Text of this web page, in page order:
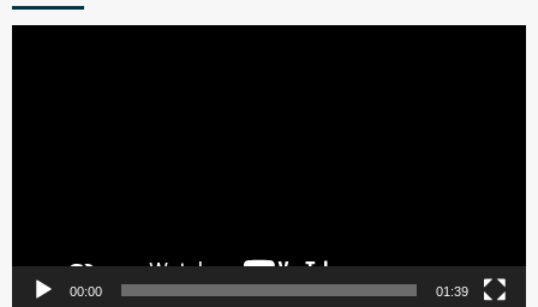
00:00 01:39